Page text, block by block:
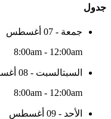
جدول
جمعة - 07 أغسطس
8:00am - 12:00am
السبتالسبت - 08 أغسطس
8:00am - 12:00am
الأحد - 09 أغسطس